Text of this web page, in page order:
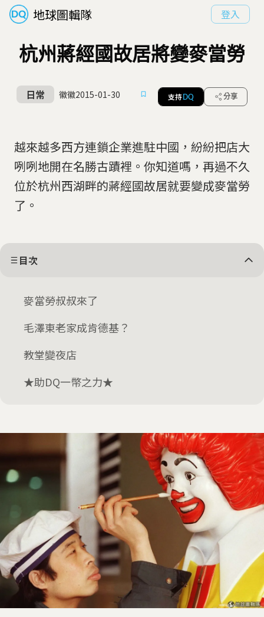
地球圖輯隊 登入
杭州蔣經國故居將變麥當勞
日常 徽徽2015-01-30 支持 DQ 分享
越來越多西方連鎖企業進駐中國，紛紛把店大
咧咧地開在名勝古蹟裡。你知道嗎，再過不久
位於杭州西湖畔的蔣經國故居就要變成麥當勞
了。
目次
麥當勞叔叔來了
毛澤東老家成肯德基？
教堂變夜店
★助DQ一幣之力★